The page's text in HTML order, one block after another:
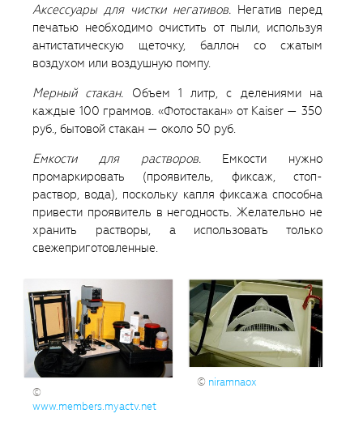
Аксессуары для чистки негативов. Негатив перед
печатью необходимо очистить от пыли, используя
антистатическую щеточку, баллон со сжатым
воздухом или воздушную помпу.
Мерный стакан. Объем 1 литр, с делениями на
каждые 100 граммов. «Фотостакан» от Kaiser — 350
руб., бытовой стакан — около 50 руб.
Емкости для растворов.Емкости нужно
промаркировать (проявитель, фиксаж, стоп-
раствор, вода), поскольку капля фиксажа способна
привести проявитель в негодность. Желательно не
хранить растворы, а использовать только
свежеприготовленные.
©
www.members.myactv.net
© niramnaox